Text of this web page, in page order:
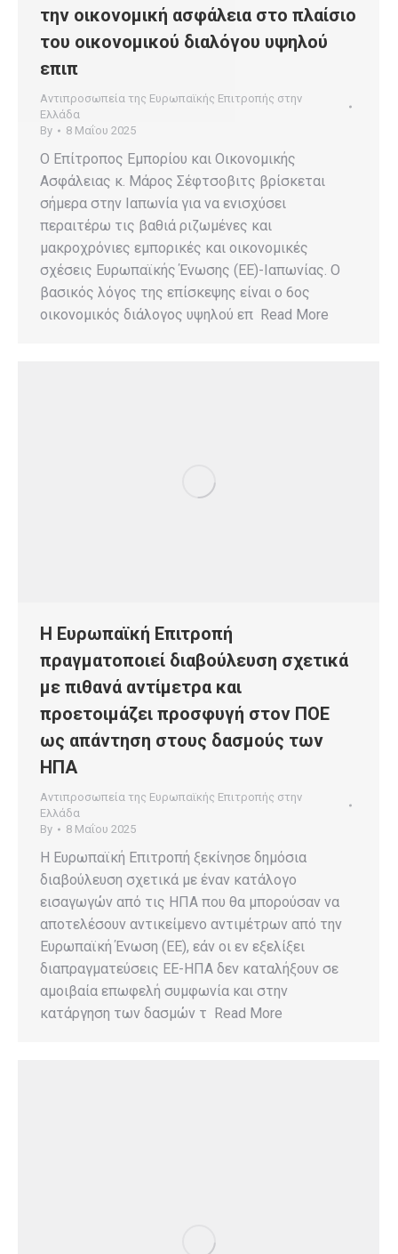
την οικονομική ασφάλεια στο πλαίσιο
του οικονομικού διαλόγου υψηλού
επιπ
Αντιπροσωπεία της Ευρωπαϊκής Επιτροπής στην
Ελλάδα
By
8 Μαΐου 2025
Ο Επίτροπος Εμπορίου και Οικονομικής
Ασφάλειας κ. Μάρος Σέφτσοβιτς βρίσκεται
σήμερα στην Ιαπωνία για να ενισχύσει
περαιτέρω τις βαθιά ριζωμένες και
μακροχρόνιες εμπορικές και οικονομικές
σχέσεις Ευρωπαϊκής Ένωσης (ΕΕ)-Ιαπωνίας. Ο
βασικός λόγος της επίσκεψης είναι ο 6ος
οικονομικός διάλογος υψηλού επ Read More
Η Ευρωπαϊκή Επιτροπή
πραγματοποιεί διαβούλευση σχετικά
με πιθανά αντίμετρα και
προετοιμάζει προσφυγή στον ΠΟΕ
ως απάντηση στους δασμούς των
ΗΠΑ
Αντιπροσωπεία της Ευρωπαϊκής Επιτροπής στην
Ελλάδα
By
8 Μαΐου 2025
Η Ευρωπαϊκή Επιτροπή ξεκίνησε δημόσια
διαβούλευση σχετικά με έναν κατάλογο
εισαγωγών από τις ΗΠΑ που θα μπορούσαν να
αποτελέσουν αντικείμενο αντιμέτρων από την
Ευρωπαϊκή Ένωση (ΕΕ), εάν οι εν εξελίξει
διαπραγματεύσεις ΕΕ-ΗΠΑ δεν καταλήξουν σε
αμοιβαία επωφελή συμφωνία και στην
κατάργηση των δασμών τ Read More